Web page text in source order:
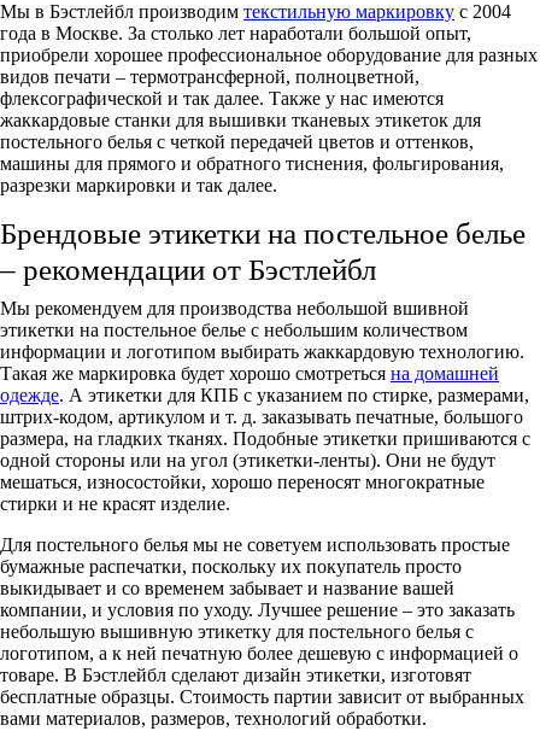
Мы в Бэстлейбл производим текстильную маркировку с 2004
года в Москве. За столько лет наработали большой опыт,
приобрели хорошее профессиональное оборудование для разных
видов печати – термотрансферной, полноцветной,
флексографической и так далее. Также у нас имеются
жаккардовые станки для вышивки тканевых этикеток для
постельного белья с четкой передачей цветов и оттенков,
машины для прямого и обратного тиснения, фольгирования,
разрезки маркировки и так далее.
Брендовые этикетки на постельное белье
– рекомендации от Бэстлейбл
Мы рекомендуем для производства небольшой вшивной
этикетки на постельное белье с небольшим количеством
информации и логотипом выбирать жаккардовую технологию.
Такая же маркировка будет хорошо смотреться на домашней
одежде. А этикетки для КПБ с указанием по стирке, размерами,
штрих-кодом, артикулом и т. д. заказывать печатные, большого
размера, на гладких тканях. Подобные этикетки пришиваются с
одной стороны или на угол (этикетки-ленты). Они не будут
мешаться, износостойки, хорошо переносят многократные
стирки и не красят изделие.
Для постельного белья мы не советуем использовать простые
бумажные распечатки, поскольку их покупатель просто
выкидывает и со временем забывает и название вашей
компании, и условия по уходу. Лучшее решение – это заказать
небольшую вышивную этикетку для постельного белья с
логотипом, а к ней печатную более дешевую с информацией о
товаре. В Бэстлейбл сделают дизайн этикетки, изготовят
бесплатные образцы. Стоимость партии зависит от выбранных
вами материалов, размеров, технологий обработки.